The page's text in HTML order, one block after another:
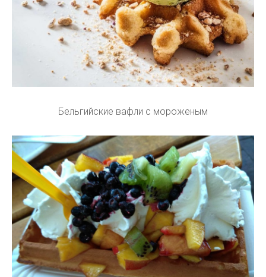
Бельгийские вафли с мороженым